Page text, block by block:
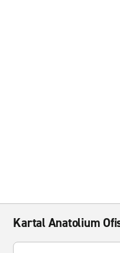
Kartal Anatolium